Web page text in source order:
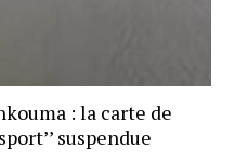
: la carte de
suspendue